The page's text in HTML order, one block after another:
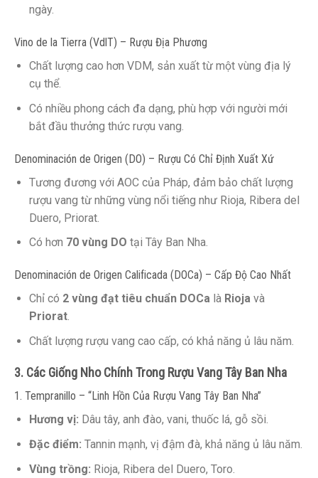
ngày.
Vino de la Tierra (VdlT) – Rượu Địa Phương
Chất lượng cao hơn VDM, sản xuất từ một vùng địa lý
cụ thể.
Có nhiều phong cách đa dạng, phù hợp với người mới
bắt đầu thưởng thức rượu vang.
Denominación de Origen (DO) – Rượu Có Chỉ Định Xuất Xứ
Tương đương với AOC của Pháp, đảm bảo chất lượng
rượu vang từ những vùng nổi tiếng như Rioja, Ribera del
Duero, Priorat.
Có hơn 70 vùng DO tại Tây Ban Nha.
Denominación de Origen Calificada (DOCa) – Cấp Độ Cao Nhất
Chỉ có 2 vùng đạt tiêu chuẩn DOCalà Riojavà
Priorat.
Chất lượng rượu vang cao cấp, có khả năng ủ lâu năm.
3. Các Giống Nho Chính Trong Rượu Vang Tây Ban Nha
1. Tempranillo – “Linh Hồn Của Rượu Vang Tây Ban Nha”
Hương vị: Dâu tây, anh đào, vani, thuốc lá, gỗ sồi.
Đặc điểm: Tannin mạnh, vị đậm đà, khả năng ủ lâu năm.
Vùng trồng: Rioja, Ribera del Duero, Toro.